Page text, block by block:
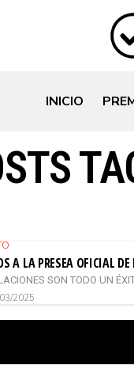
INICIO
A LA PRESEA OFICIAL
SON TODO UN
2025